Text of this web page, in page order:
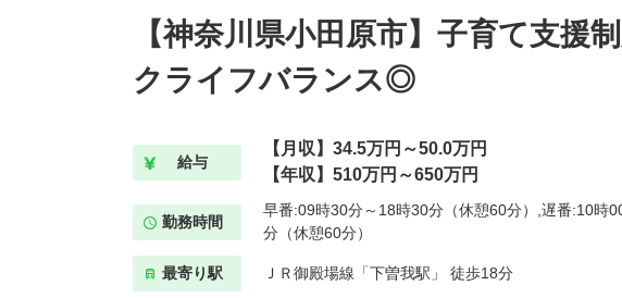
【神奈川県小田原市】子育て支援
クライフバランス◎
給与
【月収】34.5万円～50.0万円
【年収】510万円～650万円
勤務時間
早番:09時30分～18時30分（休憩60分）,遅番:10時
分（休憩60分）
最寄り駅 ＪＲ御殿場線「下曽我駅」 徒歩18分